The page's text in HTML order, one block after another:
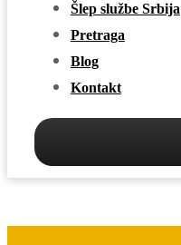
Šlep službe Srbija
Pretraga
Blog
Kontakt